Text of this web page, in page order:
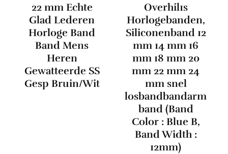
22 mm Echte
Glad Lederen
Horloge Band
Band Mens
Heren
Gewatteerde SS
Gesp Bruin/Wit
Overhil1s
Horlogebanden,
Siliconenband 12
mm 14 mm 16
mm 18 mm 20
mm 22 mm 24
mm snel
losbandbandarm
band (Band
Color : Blue B,
Band Width :
12mm)